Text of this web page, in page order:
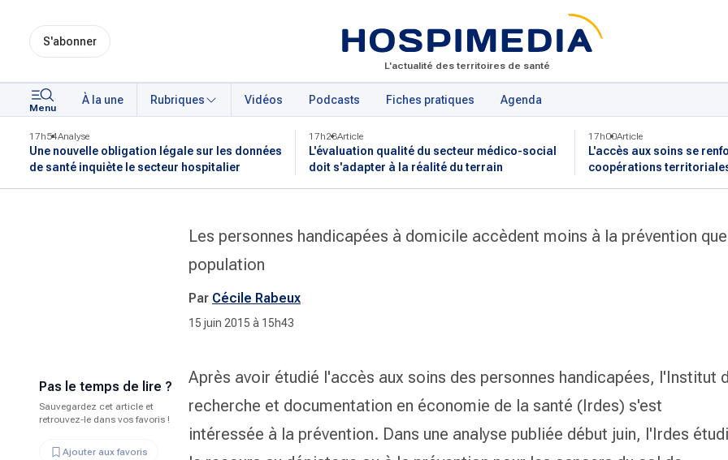
L'actualité des territoires de santé
S'abonner
Menu
À la une Rubriques Vidéos Podcasts Fiches pratiques Agenda
17h54Analyse
Une nouvelle obligation légale sur les données
de santé inquiète le secteur hospitalier
17h28Article
L'évaluation qualité du secteur médico-social
doit s'adapter à la réalité du terrain
17h00Article
L'accès aux soins se
coopérations
Les personnes handicapées à domicile accèdent moins à la prévention
population
Par Cécile Rabeux
15 juin 2015 à 15h43
Après avoir étudié l'accès aux soins des personnes handicapées, l'Institut
recherche et documentation en économie de la santé (Irdes) s'est
intéressée à la prévention. Dans une analyse publiée début juin, l'Irdes
Pas le temps de lire ?
Sauvegardez cet article et
retrouvez-le dans vos favoris !
Ajouter aux favoris